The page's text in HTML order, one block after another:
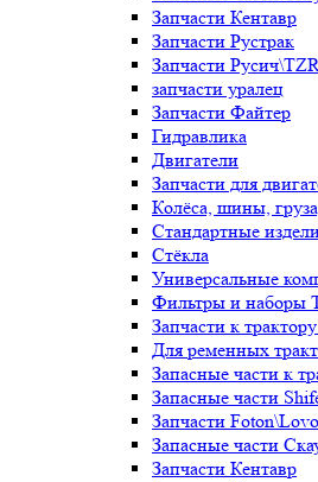
Запчасти Кентавр
Запчасти Рустрак
Запчасти
запчасти уралец
Запчасти Файтер
Гидравлика
Двигатели
Запчасти для
Колёса, шины,
Стандартные
Стёкла
Универсальные
Фильтры и наборы
Запчасти к
Для ременных
Запасные части к
Запасные части
Запчасти
Запасные части
Запчасти Кентавр